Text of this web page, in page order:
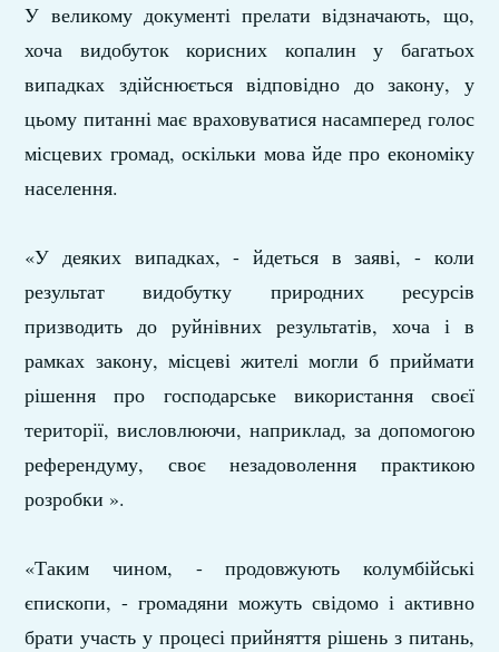
У великому документі прелати відзначають, що,
хоча видобуток корисних копалин у багатьох
випадках здійснюється відповідно до закону, у
цьому питанні має враховуватися насамперед голос
місцевих громад, оскільки мова йде про економіку
населення.
«У деяких випадках, - йдеться в заяві, - коли
результат видобутку природних ресурсів
призводить до руйнівних результатів, хоча і в
рамках закону, місцеві жителі могли б приймати
рішення про господарське використання своєї
території, висловлюючи, наприклад, за допомогою
референдуму, своє незадоволення практикою
розробки ».
«Таким чином, - продовжують колумбійські
єпископи, - громадяни можуть свідомо і активно
брати участь у процесі прийняття рішень з питань,